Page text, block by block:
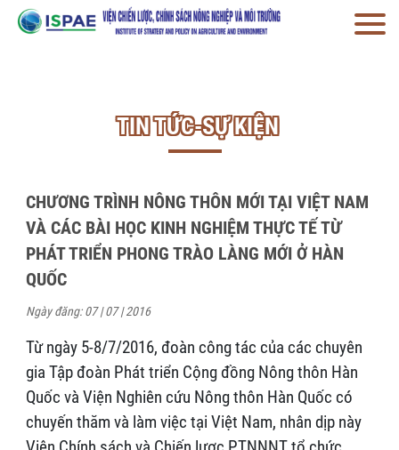
TIN TỨC-SỰ KIỆN
CHƯƠNG TRÌNH NÔNG THÔN MỚI TẠI VIỆT NAM
VÀ CÁC BÀI HỌC KINH NGHIỆM THỰC TẾ TỪ
PHÁT TRIỂN PHONG TRÀO LÀNG MỚI Ở HÀN
QUỐC
Ngày đăng: 07 | 07 | 2016
Từ ngày 5-8/7/2016, đoàn công tác của các chuyên
gia Tập đoàn Phát triển Cộng đồng Nông thôn Hàn
Quốc và Viện Nghiên cứu Nông thôn Hàn Quốc có
chuyến thăm và làm việc tại Việt Nam, nhân dịp này